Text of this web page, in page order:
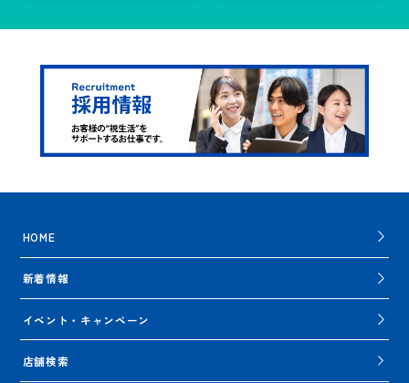
HOME
新着情報
イベント・キャンペーン
店舗検索